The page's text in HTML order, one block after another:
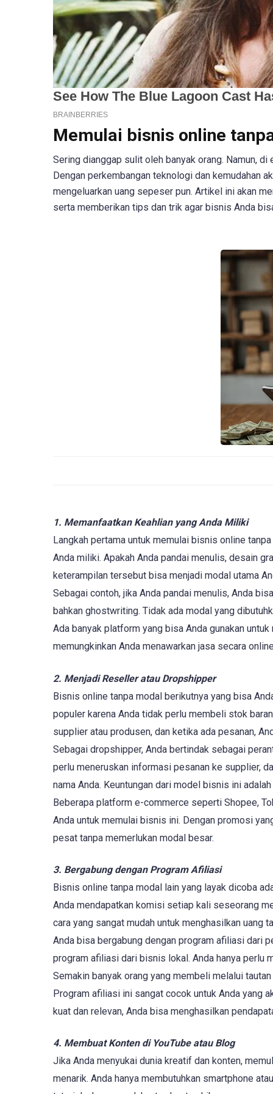
Memulai bisnis online
Sering dianggap sulit oleh banyak orang. Namun,
Dengan perkembangan teknologi dan kemudahan
mengeluarkan uang sepeser pun. Artikel ini akan
serta memberikan tips dan trik agar bisnis Anda
1. Memanfaatkan Keahlian yang Anda Miliki
Langkah pertama untuk memulai bisnis online
Anda miliki. Apakah Anda pandai menulis, desain
keterampilan tersebut bisa menjadi modal utama
Sebagai contoh, jika Anda pandai menulis, Anda
bahkan ghostwriting. Tidak ada modal yang
Ada banyak platform yang bisa Anda gunakan
memungkinkan Anda menawarkan jasa secara
2. Menjadi Reseller atau Dropshipper
Bisnis online tanpa modal berikutnya yang bisa
populer karena Anda tidak perlu membeli stok
supplier atau produsen, dan ketika ada pesanan,
Sebagai dropshipper, Anda bertindak sebagai
perlu meneruskan informasi pesanan ke supplier,
nama Anda. Keuntungan dari model bisnis ini
Beberapa platform e-commerce seperti Shopee,
Anda untuk memulai bisnis ini. Dengan promosi
pesat tanpa memerlukan modal besar.
3. Bergabung dengan Program Afiliasi
Bisnis online tanpa modal lain yang layak dicoba
Anda mendapatkan komisi setiap kali seseorang
cara yang sangat mudah untuk menghasilkan uang
Anda bisa bergabung dengan program afiliasi dari
program afiliasi dari bisnis lokal. Anda hanya perlu
Semakin banyak orang yang membeli melalui
Program afiliasi ini sangat cocok untuk Anda yang
kuat dan relevan, Anda bisa menghasilkan
4. Membuat Konten di YouTube atau Blog
Jika Anda menyukai dunia kreatif dan konten,
menarik. Anda hanya membutuhkan smartphone